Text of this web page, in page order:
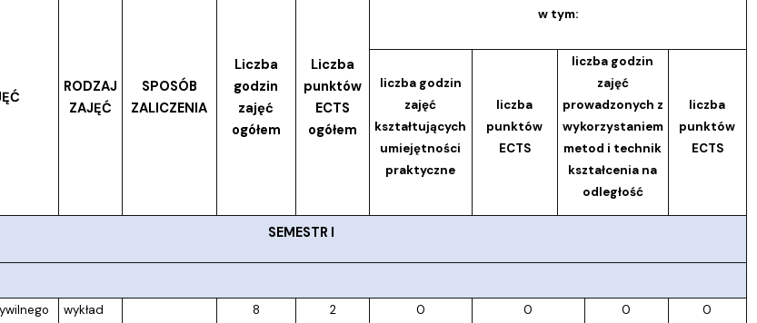
RODZAJ
ZAJĘĆ
SPOSÓB
ZALICZENIA
Liczba
godzin
zajęć
ogółem
Liczba
punktów
ECTS
ogółem
w tym:
liczba godzin
zajęć
kształtujących
umiejętności
praktyczne
liczba
punktów
ECTS
liczba godzin
zajęć
prowadzonych z
wykorzystaniem
metod i technik
kształcenia na
odległość
liczba
punktów
ECTS
SEMESTR I
wykład 8 2 0 0 0 0